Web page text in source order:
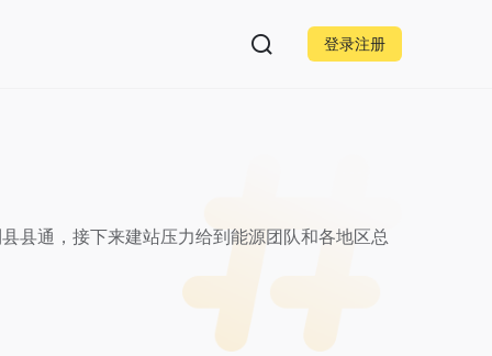
登录注册
县通，接下来建站压力给到能源团队和各地区总